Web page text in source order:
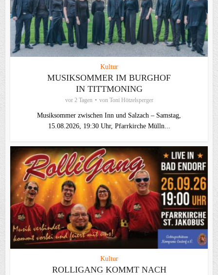
Kultur
MUSIKSOMMER IM BURGHOF
IN TITTMONING
vor 2 Tagen von Toni Hötzelsperger
Musiksommer zwischen Inn und Salzach – Samstag,
15.08.2026, 19:30 Uhr, Pfarrkirche Mülln...
Kultur
ROLLIGANG KOMMT NACH